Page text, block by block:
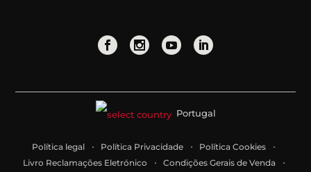
Portugal
Política legal Política Privacidade
Política Cookies
Livro Reclamações Eletrónico
Condições Gerais de Venda